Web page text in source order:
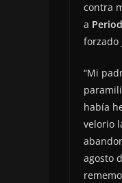
contra
a
forzado
“Mi
había
velorio
agosto